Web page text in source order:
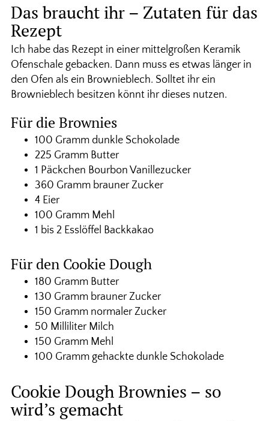
Das braucht ihr – Zutaten für das
Rezept
Ich habe das Rezept in einer mittelgroßen Keramik
Ofenschale gebacken. Dann muss es etwas länger in
den Ofen als ein Brownieblech. Solltet ihr ein
Brownieblech besitzen könnt ihr dieses nutzen.
Für die Brownies
100 Gramm dunkle Schokolade
225 Gramm Butter
1 Päckchen Bourbon Vanillezucker
360 Gramm brauner Zucker
4 Eier
100 Gramm Mehl
1 bis 2 Esslöffel Backkakao
Für den Cookie Dough
180 Gramm Butter
130 Gramm brauner Zucker
150 Gramm normaler Zucker
50 Milliliter Milch
150 Gramm Mehl
100 Gramm gehackte dunkle Schokolade
Cookie Dough Brownies – so
wird’s gemacht